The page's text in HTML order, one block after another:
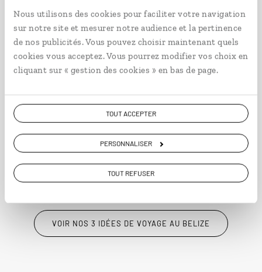
Nous utilisons des cookies pour faciliter votre navigation
sur notre site et mesurer notre audience et la pertinence
de nos publicités. Vous pouvez choisir maintenant quels
cookies vous acceptez. Vous pourrez modifier vos choix en
cliquant sur « gestion des cookies » en bas de page.
TOUT ACCEPTER
PERSONNALISER
TOUT REFUSER
Le Belize dans tous ses
éclats
Circuit Belize : San Ignacio, Placencia, Ambergris
Caye.
14 jours / 12 nuits
VOIR NOS 3 IDÉES DE VOYAGE AU BELIZE